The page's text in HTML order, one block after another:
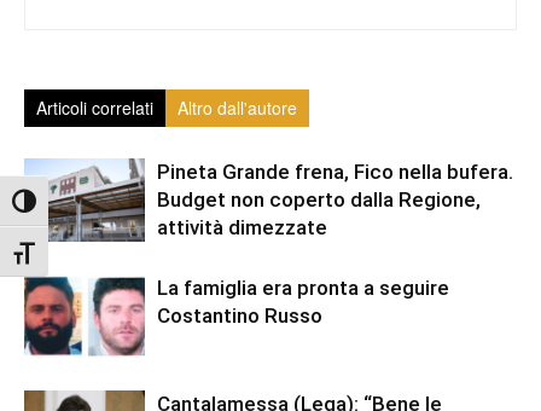
Attiva/disattiva alto contrasto
Attiva/disattiva dimensione testo
Articoli correlati Altro dall'autore
Pineta Grande frena, Fico nella bufera.
Budget non coperto dalla Regione,
attività dimezzate
La famiglia era pronta a seguire
Costantino Russo
Cantalamessa (Lega): “Bene le